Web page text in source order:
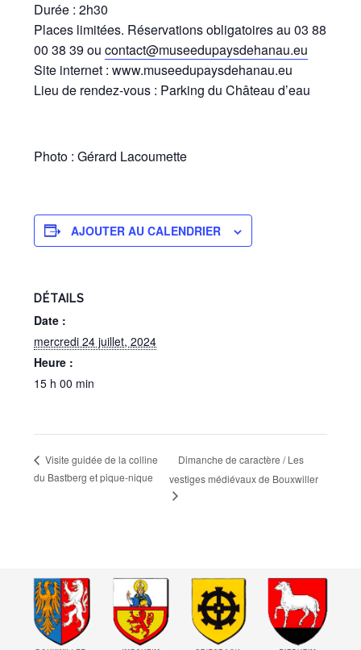
Durée : 2h30
Places limitées. Réservations obligatoires au 03 88
00 38 39 oucontact@museedupaysdehanau.eu
Site internet : www.museedupaysdehanau.eu
Lieu de rendez-vous : Parking du Château d’eau
Photo : Gérard Lacoumette
AJOUTER AU CALENDRIER
DÉTAILS
Date :
mercredi 24 juillet, 2024
Heure :
15 h 00 min
Visite guidée de la colline
du Bastberg et pique-nique
Dimanche de caractère / Les
vestiges médiévaux de Bouxwiller